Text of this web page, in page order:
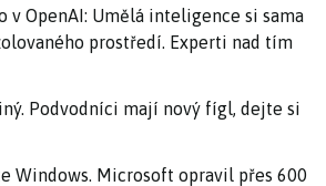
v OpenAI: Umělá inteligence si sama
prostředí. Experti nad tím
Podvodníci mají nový fígl, dejte si
Windows. Microsoft opravil přes 600